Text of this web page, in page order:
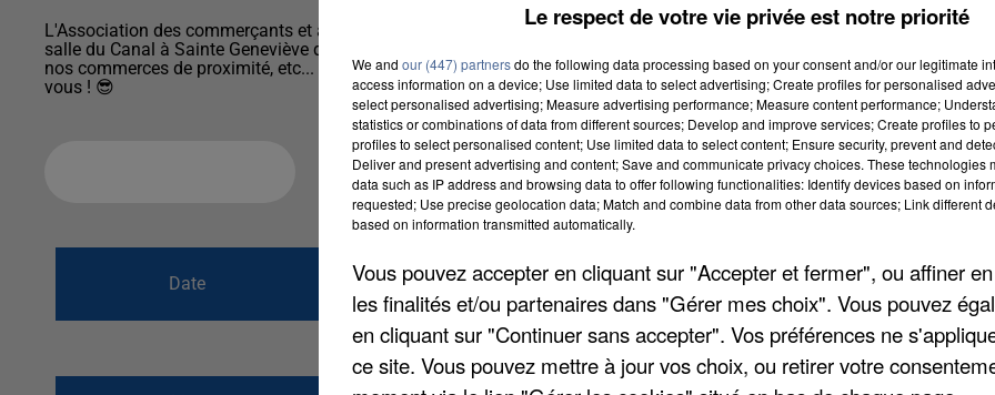
L'Association des commerçants et artisans vous propose le grand loto des Commerçants le dimanche 12 mars à 15h à la
salle du Canal à Sainte Geneviève des Bois ! De nombreux lots seront à gagner : TV, portable, tablette, bons d'achats chez
nos commerces de proximité, etc... Nous vous espérons nombreux ! N'hésitez pas à partager l'information, un grand
vous ! 😎
Date
du 12 mars 2023 à 16h00
au12 mars 2023 à 21h00
Le respect de votre vie privée est notre priorité
We and our (447) partnersdo the following data processing based on your consent and/or our legitimate
access information on a device; Use limited data to select advertising; Create profiles for personalised
select personalised advertising; Measure advertising performance; Measure content performance;
statistics or combinations of data from different sources; Develop and improve services; Create profiles to
profiles to select personalised content; Use limited data to select content; Ensure security, prevent and
Deliver and present advertising and content; Save and communicate privacy choices. These technologies
data such as IP address and browsing data to offer following functionalities: Identify devices based on
requested; Use precise geolocation data; Match and combine data from other data sources; Link different
based on information transmitted automatically.
Vous pouvez accepter en cliquant sur "Accepter et fermer", ou affiner
les finalités et/ou partenaires dans "Gérer mes choix". Vous pouvez
en cliquant sur "Continuer sans accepter". Vos préférences ne
ce site. Vous pouvez mettre à jour vos choix, ou retirer votre